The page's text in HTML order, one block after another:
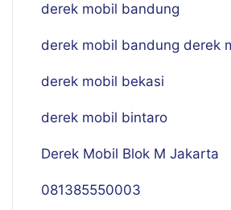
derek mobil bandung
derek mobil bandung derek
derek mobil bekasi
derek mobil bintaro
Derek Mobil Blok M Jakarta
081385550003